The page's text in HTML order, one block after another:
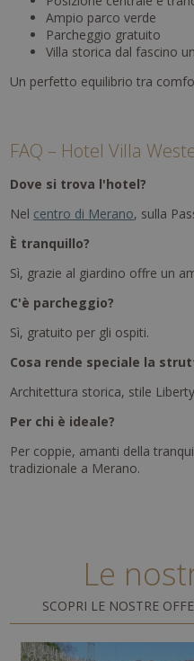
Ampio parco verde
Parcheggio gratuito
Villa storica dal fascino
Un perfetto equilibrio tra
FAQ – Hotel Villa
Dove si trova l'hotel?
Nel centro di Merano, sulla
È tranquillo?
Sì, grazie al giardino offre un
C'è parcheggio?
Sì, gratuito per gli ospiti.
Cosa rende speciale la
Architettura storica, stile
Per chi è ideale?
Per coppie, amanti della
tradizionale a Merano.
Le
SCOPRI LE NOSTRE